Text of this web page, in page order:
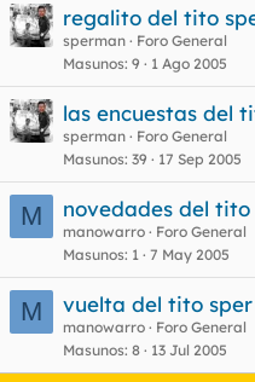
regalito del tito
sperman
Foro General
Masunos 9 1 Ago 2005
las encuestas del
sperman
Foro General
Masunos 39 17 Sep 2005
M novedades del tito
manowarro
Foro General
Masunos 1 7 May 2005
M vuelta del tito sper
manowarro
Foro General
Masunos 8 13 Jul 2005